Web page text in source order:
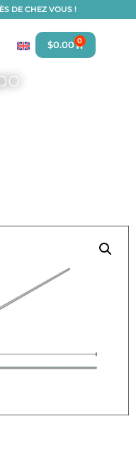
DE CHEZ VOUS !
$0.00 0
et pièces de toit